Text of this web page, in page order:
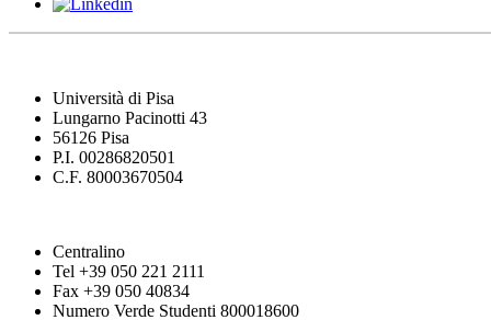
Università di Pisa
Lungarno Pacinotti 43
56126 Pisa
P.I. 00286820501
C.F. 80003670504
Centralino
Tel +39 050 221 2111
Fax +39 050 40834
Numero Verde Studenti 800018600